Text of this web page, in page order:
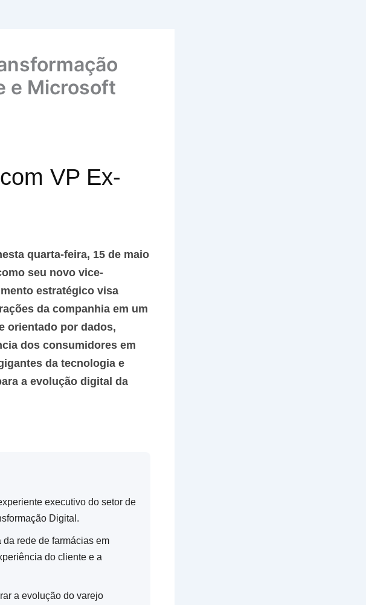
e Microsoft
VP Ex-
quarta-feira, 15 de maio
seu novo vice-
estratégico visa
da companhia em um
orientado por dados,
dos consumidores em
da tecnologia e
a evolução digital da
executivo do setor de
Digital.
rede de farmácias em
do cliente e a
a evolução do varejo